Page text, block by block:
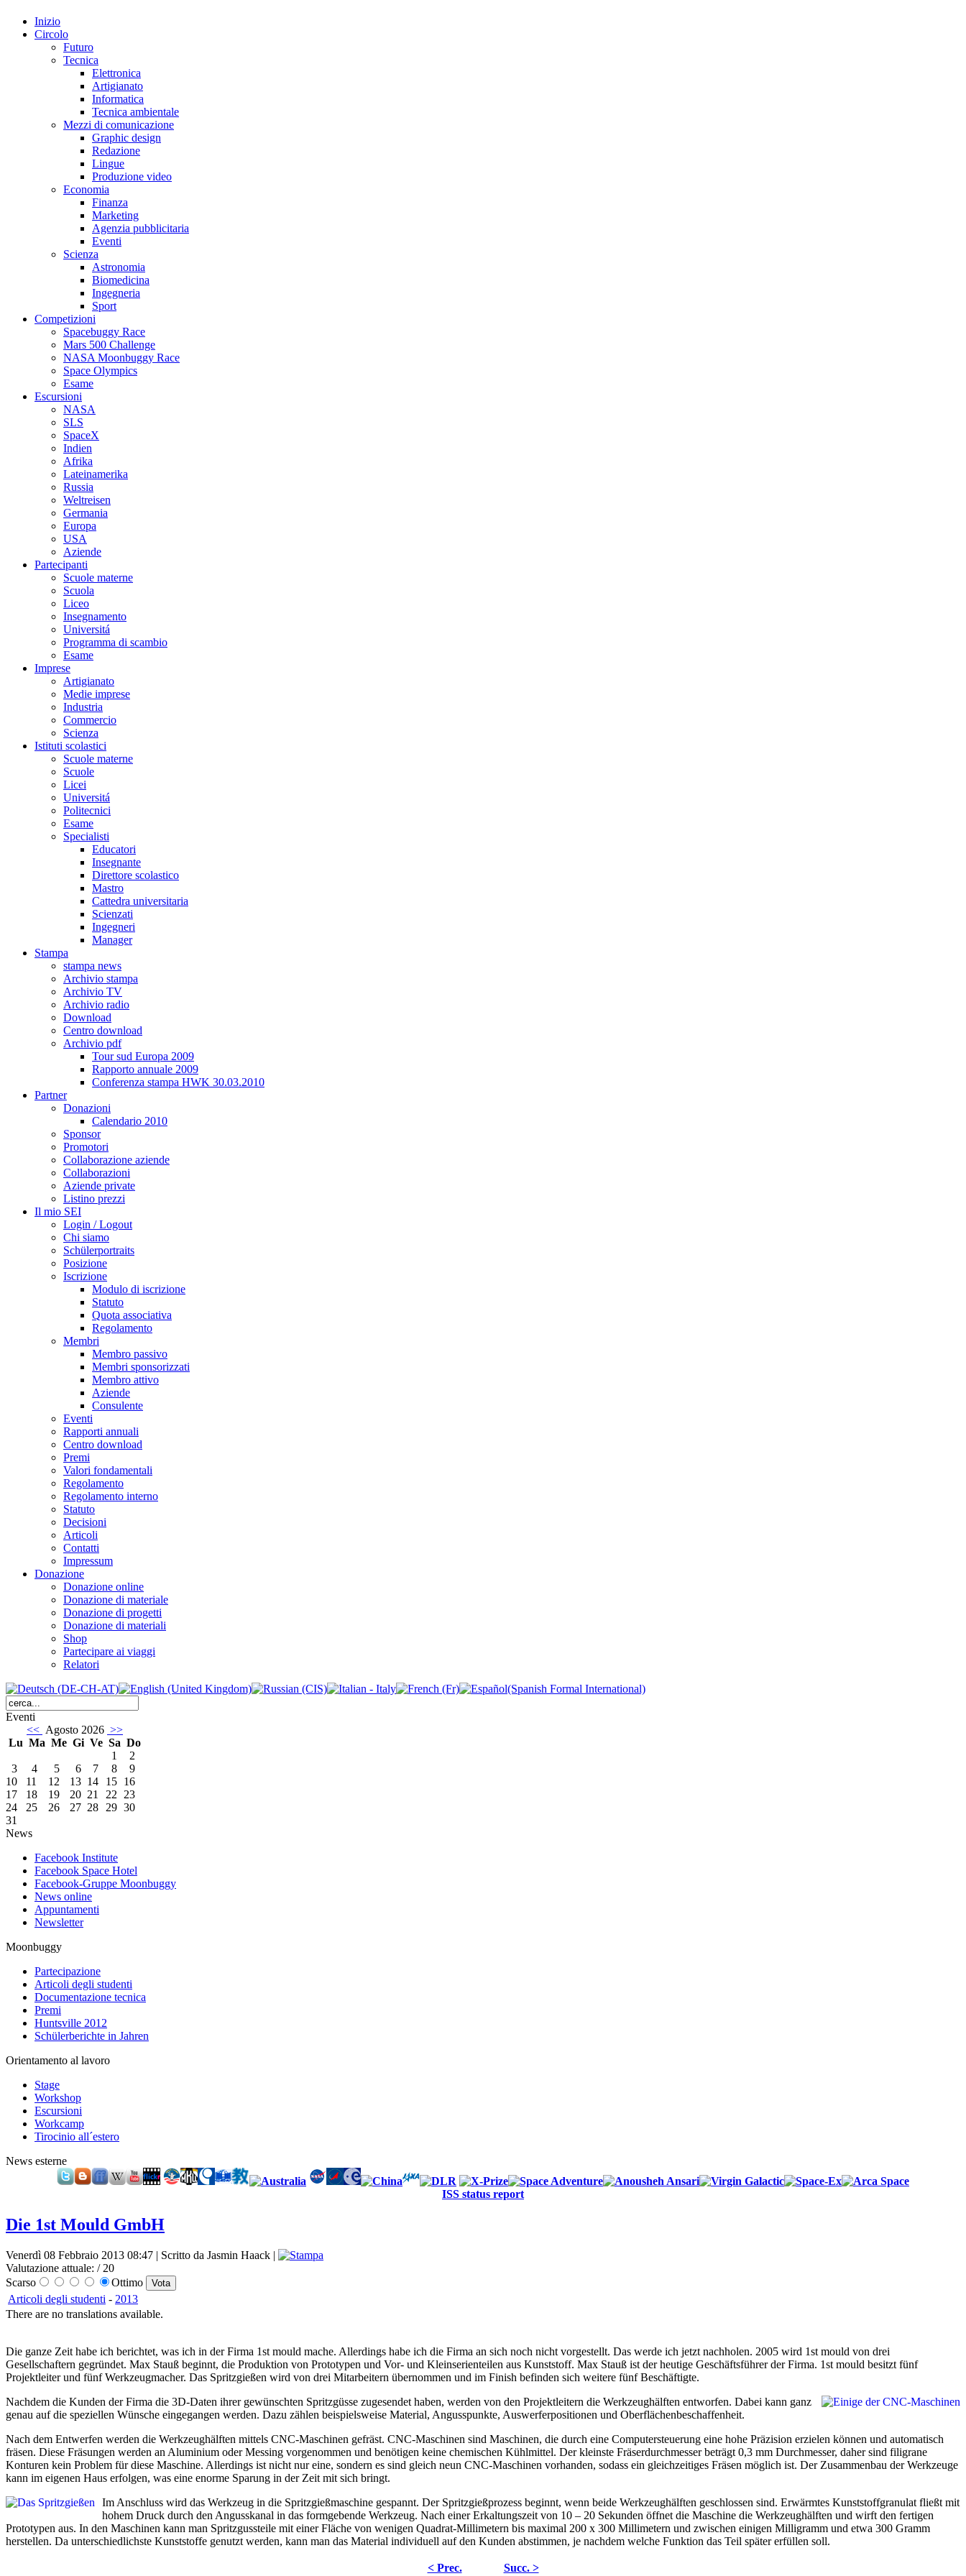
Inizio
Circolo
Futuro
Tecnica
Elettronica
Artigianato
Informatica
Tecnica ambientale
Mezzi di comunicazione
Graphic design
Redazione
Lingue
Produzione video
Economia
Finanza
Marketing
Agenzia pubblicitaria
Eventi
Scienza
Astronomia
Biomedicina
Ingegneria
Sport
Competizioni
Spacebuggy Race
Mars 500 Challenge
NASA Moonbuggy Race
Space Olympics
Esame
Escursioni
NASA
SLS
SpaceX
Indien
Afrika
Lateinamerika
Russia
Weltreisen
Germania
Europa
USA
Aziende
Partecipanti
Scuole materne
Scuola
Liceo
Insegnamento
Universitá
Programma di scambio
Esame
Imprese
Artigianato
Medie imprese
Industria
Commercio
Scienza
Istituti scolastici
Scuole materne
Scuole
Licei
Universitá
Politecnici
Esame
Specialisti
Educatori
Insegnante
Direttore scolastico
Mastro
Cattedra universitaria
Scienzati
Ingegneri
Manager
Stampa
stampa news
Archivio stampa
Archivio TV
Archivio radio
Download
Centro download
Archivio pdf
Tour sud Europa 2009
Rapporto annuale 2009
Conferenza stampa HWK 30.03.2010
Partner
Donazioni
Calendario 2010
Sponsor
Promotori
Collaborazione aziende
Collaborazioni
Aziende private
Listino prezzi
Il mio SEI
Login / Logout
Chi siamo
Schülerportraits
Posizione
Iscrizione
Modulo di iscrizione
Statuto
Quota associativa
Regolamento
Membri
Membro passivo
Membri sponsorizzati
Membro attivo
Aziende
Consulente
Eventi
Rapporti annuali
Centro download
Premi
Valori fondamentali
Regolamento
Regolamento interno
Statuto
Decisioni
Articoli
Contatti
Impressum
Donazione
Donazione online
Donazione di materiale
Donazione di progetti
Donazione di materiali
Shop
Partecipare ai viaggi
Relatori
Eventi
<< Agosto 2026 >>
Lu Ma Me Gi Ve Sa Do
1
2
3
4 5 6 7 8
9
10
11 12 13 14 15 16
17
18 19 20 21 22 23
24
25 26 27 28 29 30
31
News
Facebook Institute
Facebook Space Hotel
Facebook-Gruppe Moonbuggy
News online
Appuntamenti
Newsletter
Moonbuggy
Partecipazione
Articoli degli studenti
Documentazione tecnica
Premi
Huntsville 2012
Schülerberichte in Jahren
Orientamento al lavoro
Stage
Workshop
Escursioni
Workcamp
Tirocinio all´estero
News esterne
ISS status report
Die 1st Mould GmbH
Venerdì 08 Febbraio 2013 08:47 | Scritto da Jasmin Haack |
Valutazione attuale: / 20
Scarso
Ottimo
Articoli degli studenti - 2013
There are no translations available.
Die ganze Zeit habe ich berichtet, was ich in der Firma 1st mould mache. Allerdings habe ich die Firma an sich noch nicht vorgestellt. Das werde ich jetzt nachholen. 2005 wird 1st mould von drei
Gesellschaftern gegründet. Max Stauß beginnt, die Produktion von Prototypen und Vor- und Kleinserienteilen aus Kunststoff. Max Stauß ist der heutige Geschäftsführer der Firma. 1st mould besitzt fünf
Projektleiter und fünf Werkzeugmacher. Das Spritzgießen wird von drei Mitarbeitern übernommen und im Finish befinden sich weitere fünf Beschäftigte.
Nachdem die Kunden der Firma die 3D-Daten ihrer gewünschten Spritzgüsse zugesendet haben, werden von den Projektleitern die Werkzeughälften entworfen. Dabei kann ganz
genau auf die speziellen Wünsche eingegangen werden. Dazu zählen beispielsweise Material, Angusspunkte, Auswerferpositionen und Oberflächenbeschaffenheit.
Nach dem Entwerfen werden die Werkzeughälften mittels CNC-Maschinen gefräst. CNC-Maschinen sind Maschinen, die durch eine Computersteuerung eine hohe Präzision erzielen können und automatisch
fräsen. Diese Fräsungen werden an Aluminium oder Messing vorgenommen und benötigen keine chemischen Kühlmittel. Der kleinste Fräserdurchmesser beträgt 0,3 mm Durchmesser, daher sind filigrane
Konturen kein Problem für diese Maschine. Allerdings ist nicht nur eine, sondern es sind gleich neun CNC-Maschinen vorhanden, sodass ein gleichzeitiges Fräsen möglich ist. Der Zusammenbau der Werkzeuge
kann im eigenen Haus erfolgen, was eine enorme Sparung in der Zeit mit sich bringt.
Im Anschluss wird das Werkzeug in die Spritzgießmaschine gespannt. Der Spritzgießprozess beginnt, wenn beide Werkzeughälften geschlossen sind. Erwärmtes Kunststoffgranulat fließt mit
hohem Druck durch den Angusskanal in das formgebende Werkzeug. Nach einer Erkaltungszeit von 10 – 20 Sekunden öffnet die Maschine die Werkzeughälften und wirft den fertigen
Prototypen aus. In den Maschinen kann man Spritzgussteile mit einer Fläche von wenigen Quadrat-Millimetern bis maximal 200 x 300 Millimetern und zwischen einigen Milligramm und etwa 300 Gramm
herstellen. Da unterschiedlichste Kunststoffe genutzt werden, kann man das Material individuell auf den Kunden abstimmen, je nachdem welche Funktion das Teil später erfüllen soll.
< Prec. Succ. >